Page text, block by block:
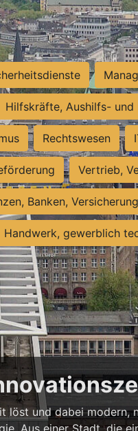
Hilfskräfte, Aushilfs- und
Rechtswesen
Vertrieb,
Banken,
Handwerk, gewerblich
löst und dabei modern,